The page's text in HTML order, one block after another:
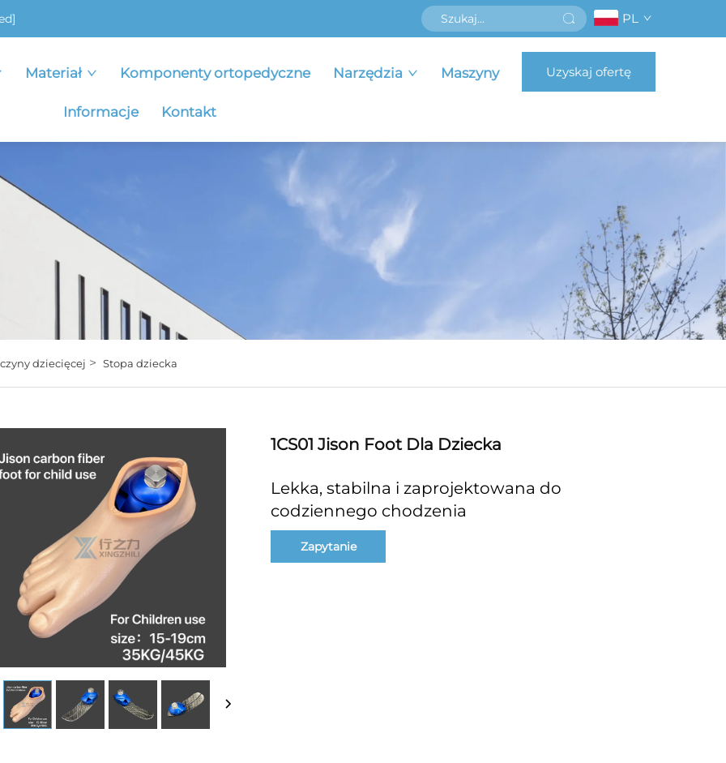
PL
Materiał Komponenty ortopedyczne Narzędzia Maszyny
Informacje Kontakt
Uzyskaj ofertę
dziecięcej > Stopa dziecka
1CS01 Jison Foot Dla Dziecka
Lekka, stabilna i zaprojektowana do
codziennego chodzenia
Zapytanie